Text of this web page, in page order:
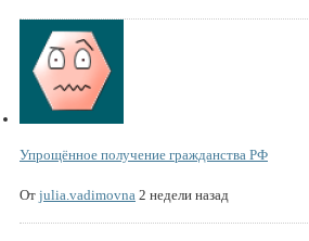
Упрощённое получение гражданства РФ
От julia.vadimovna 2 недели назад